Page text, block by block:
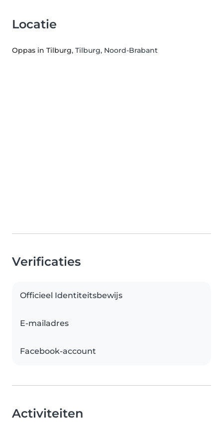
Locatie
Oppas in Tilburg, Tilburg, Noord-Brabant
Verificaties
Officieel Identiteitsbewijs
E-mailadres
Facebook-account
Activiteiten